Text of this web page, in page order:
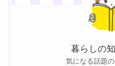
暮らしの
気になる話題